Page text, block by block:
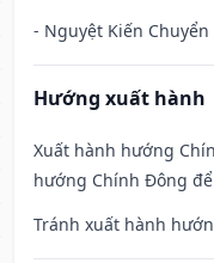
- Nguyệt Kiến
Hướng xuất hành
Xuất hành hướng
hướng Chính Đông
Tránh xuất hành